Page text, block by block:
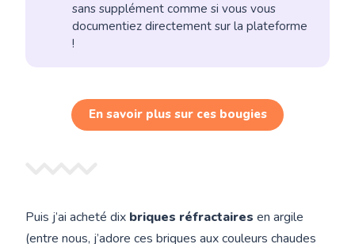
sans supplément comme si vous vous
documentiez directement sur la plateforme
!
En savoir plus sur ces bougies
Puis j’ai acheté dix briques réfractaires en argile
(entre nous, j’adore ces briques aux couleurs chaudes